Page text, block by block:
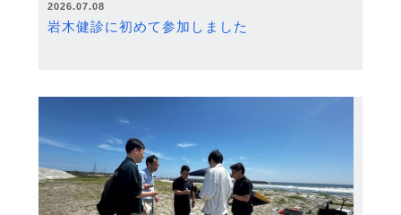
2026.07.08
岩木健診に初めて参加しました